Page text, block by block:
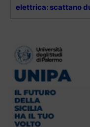
elettrica: scattano